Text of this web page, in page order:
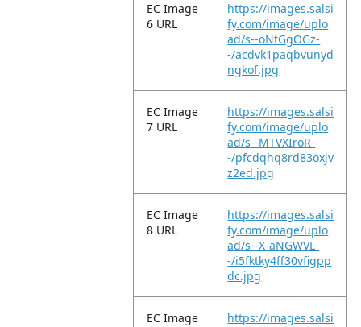
EC Image
6 URL
https://images.salsi
fy.com/image/uplo
ad/s--oNtGgOGz-
-/acdvk1paqbvunyd
ngkof.jpg
EC Image
7 URL
https://images.salsi
fy.com/image/uplo
ad/s--MTVXIroR-
-/pfcdqhq8rd83oxjv
z2ed.jpg
EC Image
8 URL
https://images.salsi
fy.com/image/uplo
ad/s--X-aNGWVL-
-/i5fktky4ff30vfigpp
dc.jpg
EC Image
https://images.salsi